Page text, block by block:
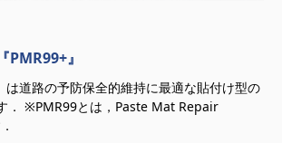
PMR99+』
は道路の予防保全的維持に最適な貼付け型の
． ※PMR99とは，Paste Mat Repair